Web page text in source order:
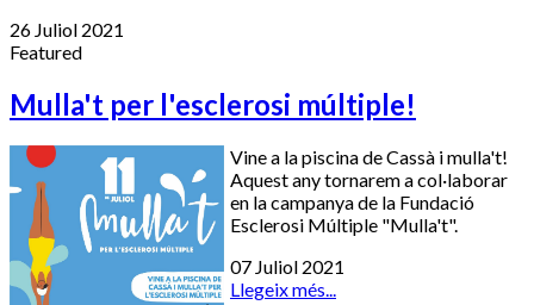
26 Juliol 2021
Featured
Mulla't per l'esclerosi múltiple!
Vine a la piscina de Cassà i mulla't!
Aquest any tornarem a col·laborar
en la campanya de la Fundació
Esclerosi Múltiple "Mulla't".
07 Juliol 2021
Llegeix més...